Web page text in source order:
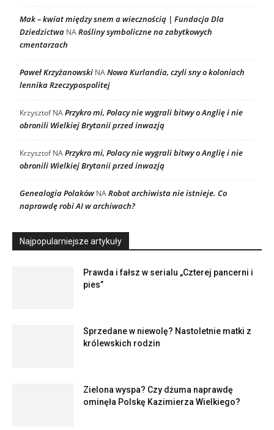
Mak – kwiat między snem a wiecznością | Fundacja Dla
Dziedzictwa NARośliny symboliczne na zabytkowych
cmentarzach
Paweł Krzyżanowski NANowa Kurlandia, czyli sny o koloniach
lennika Rzeczypospolitej
KrzysztofNAPrzykro mi, Polacy nie wygrali bitwy o Anglię i nie
obronili Wielkiej Brytanii przed inwazją
KrzysztofNAPrzykro mi, Polacy nie wygrali bitwy o Anglię i nie
obronili Wielkiej Brytanii przed inwazją
Genealogia PolakówNARobot archiwista nie istnieje. Co
naprawdę robi AI w archiwach?
Najpopularniejsze artykuły
Prawda i fałsz w serialu „Czterej pancerni i
pies”
Sprzedane w niewolę? Nastoletnie matki z
królewskich rodzin
Zielona wyspa? Czy dżuma naprawdę
ominęła Polskę Kazimierza Wielkiego?